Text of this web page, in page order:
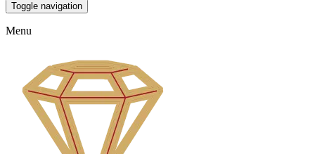
Toggle navigation
Menu